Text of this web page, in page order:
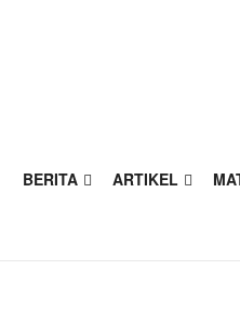
BERITA ARTIKEL